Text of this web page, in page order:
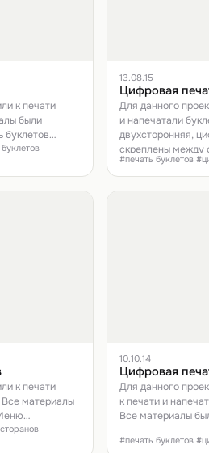
к печати
были
буклетов
13.08.15
Цифровая
Для данного
и напечатали
двухсторонняя,
скреплены между
скрепку).
#печать буклетов
к печати
Все материалы
А4 (А3
10.10.14
Цифровая
Для данного
к печати и
Все материалы
#печать буклетов